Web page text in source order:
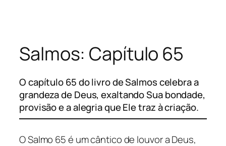
conteúdo
Salmos: Capítulo 65
O capítulo 65 do livro de Salmos celebra a
grandeza de Deus, exaltando Sua bondade,
provisão e a alegria que Ele traz à criação.
O Salmo 65 é um cântico de louvor a Deus,